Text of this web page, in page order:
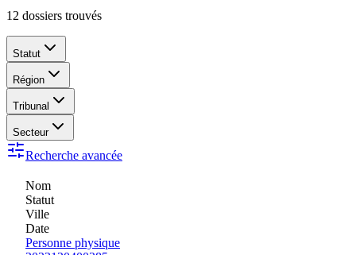
12 dossiers trouvés
Statut
Région
Tribunal
Secteur
Recherche avancée
Nom
Statut
Ville
Date
Personne physique